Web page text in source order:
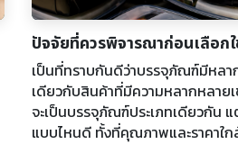
ปัจจัยที่ควรพิจารณาก่อนเลือก
เป็นที่ทราบกันดีว่าบรรจุภัณฑ์มีหลา
เดียวกับสินค้าที่มีความหลากหลาย
จะเป็นบรรจุภัณฑ์ประเภทเดียวกัน แ
แบบไหนดี ทั้งที่คุณภาพและราคาใก